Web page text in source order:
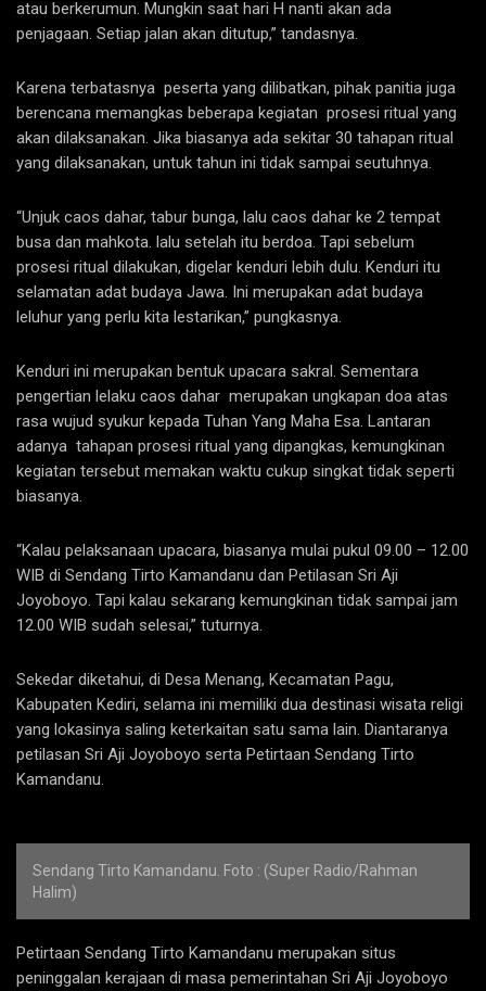
atau berkerumun. Mungkin saat hari H nanti akan ada
penjagaan. Setiap jalan akan ditutup,” tandasnya.
Karena terbatasnya peserta yang dilibatkan, pihak panitia juga
berencana memangkas beberapa kegiatan prosesi ritual yang
akan dilaksanakan. Jika biasanya ada sekitar 30 tahapan ritual
yang dilaksanakan, untuk tahun ini tidak sampai seutuhnya.
“Unjuk caos dahar, tabur bunga, lalu caos dahar ke 2 tempat
busa dan mahkota. lalu setelah itu berdoa. Tapi sebelum
prosesi ritual dilakukan, digelar kenduri lebih dulu. Kenduri itu
selamatan adat budaya Jawa. Ini merupakan adat budaya
leluhur yang perlu kita lestarikan,” pungkasnya.
Kenduri ini merupakan bentuk upacara sakral. Sementara
pengertian lelaku caos dahar merupakan ungkapan doa atas
rasa wujud syukur kepada Tuhan Yang Maha Esa. Lantaran
adanya tahapan prosesi ritual yang dipangkas, kemungkinan
kegiatan tersebut memakan waktu cukup singkat tidak seperti
biasanya.
“Kalau pelaksanaan upacara, biasanya mulai pukul 09.00 – 12.00
WIB di Sendang Tirto Kamandanu dan Petilasan Sri Aji
Joyoboyo. Tapi kalau sekarang kemungkinan tidak sampai jam
12.00 WIB sudah selesai,” tuturnya.
Sekedar diketahui, di Desa Menang, Kecamatan Pagu,
Kabupaten Kediri, selama ini memiliki dua destinasi wisata religi
yang lokasinya saling keterkaitan satu sama lain. Diantaranya
petilasan Sri Aji Joyoboyo serta Petirtaan Sendang Tirto
Kamandanu.
Sendang Tirto Kamandanu. Foto : (Super Radio/Rahman
Halim)
Petirtaan Sendang Tirto Kamandanu merupakan situs
peninggalan kerajaan di masa pemerintahan Sri Aji Joyoboyo